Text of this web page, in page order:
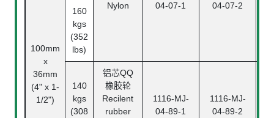
100mm
x
36mm
(4" x 1-
1/2")
Nylon
04-07-1
04-07-2
160
kgs
(352
lbs)
140
kgs
(308
铝芯QQ
橡胶轮
Recilent
rubber
1116-MJ-
04-89-1
1116-MJ-
04-89-2